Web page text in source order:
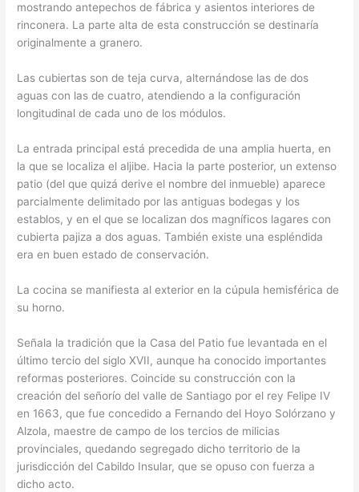
mostrando antepechos de fábrica y asientos interiores de
rinconera. La parte alta de esta construcción se destinaría
originalmente a granero.
Las cubiertas son de teja curva, alternándose las de dos
aguas con las de cuatro, atendiendo a la configuración
longitudinal de cada uno de los módulos.
La entrada principal está precedida de una amplia huerta, en
la que se localiza el aljibe. Hacia la parte posterior, un extenso
patio (del que quizá derive el nombre del inmueble) aparece
parcialmente delimitado por las antiguas bodegas y los
establos, y en el que se localizan dos magníficos lagares con
cubierta pajiza a dos aguas. También existe una espléndida
era en buen estado de conservación.
La cocina se manifiesta al exterior en la cúpula hemisférica de
su horno.
Señala la tradición que la Casa del Patio fue levantada en el
último tercio del siglo XVII, aunque ha conocido importantes
reformas posteriores. Coincide su construcción con la
creación del señorío del valle de Santiago por el rey Felipe IV
en 1663, que fue concedido a Fernando del Hoyo Solórzano y
Alzola, maestre de campo de los tercios de milicias
provinciales, quedando segregado dicho territorio de la
jurisdicción del Cabildo Insular, que se opuso con fuerza a
dicho acto.